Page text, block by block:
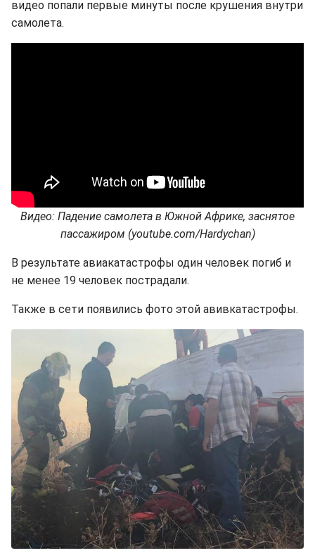
видео попали первые минуты после крушения внутри
самолета.
Видео: Падение самолета в Южной Африке, заснятое
пассажиром (youtube.com/Hardychan)
В результате авиакатастрофы один человек погиб и
не менее 19 человек пострадали.
Также в сети появились фото этой авивкатастрофы.